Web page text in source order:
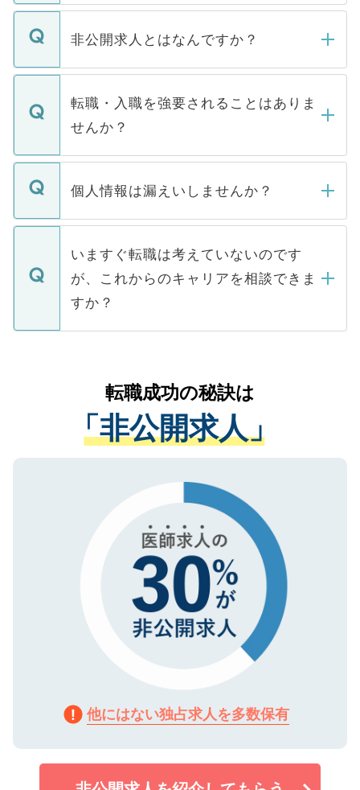
ご登録いただきましたら、弊社担当者がご
登録内容を確認し、その後メールもしくは
ます。通常、5営業日以内にはご連絡をせて
いただきますので、しばらくお待ちくださ
非公開求人とはなんですか？
マイナビDOCTORで取り扱っている求人の
うち約3割は、Webサイトからご覧いただ
けない「非公開求人」です。非公開求人は
下記の理由によって、一般には公開してい
ません。
■応募殺到を避けるため 人気のある医療機
関を公にしてしまうと、応募が殺到する場
に、医療機関が求める条件に合った人材の
みを人材紹介会社に依頼するケースが増え
ています。
転職・入職を強要されることはありま
せんか？
転職・入職を強要することは一切ありませ
ん。また、仮に応募先から内定をいただい
定を承諾する必要はありません。内定先へ
の辞退の連絡はキャリアパートナーが行い
個人情報は漏えいしませんか？
個人情報が漏えいすることはありませんの
で、ご安心ください。当サイトからの登録
などで収集したご登録者様の個人情報は、
ご本人のキャリアアップおよび転職活動の
支援を目的に使用いたします。お預かりし
ているすべての個人データはご本人の許可
は、個人情報の取り扱いについての厳密な
管理基準を満たした事業者のみに付与され
る、プライバシーマークを取得済みです。
で、機密保持に関してもご安心ください。
いますぐ転職は考えていないのです
が、これからのキャリアを相談できま
すか？
かがいして、現在の医療機関の状況や紹介
経験をまじえながら、適切なアドバイスを
させていただきます。すぐにご転職をされ
ない方には、長期的なサポートが可能です
ので、まずはご登録ください。
転職成功の秘訣は
「非公開求人」
他にはない独占求人を多数保有